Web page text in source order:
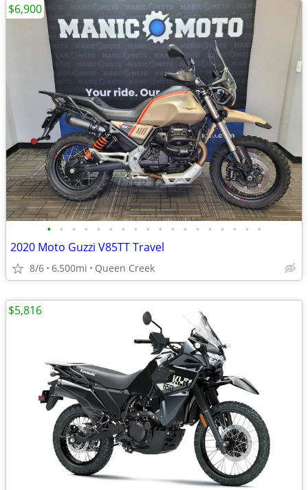
• • • • • • • • • • • • • • • • • •
2020 Moto Guzzi V85TT Travel
8/6 6,500mi Queen Creek
$6,900
$5,816